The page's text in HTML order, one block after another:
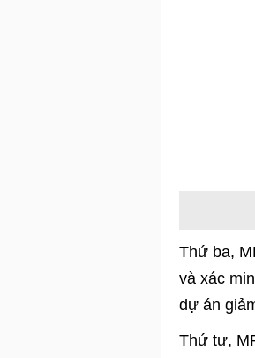
khoá
hiệu quả
Xa hơn,
thỏa
nước,